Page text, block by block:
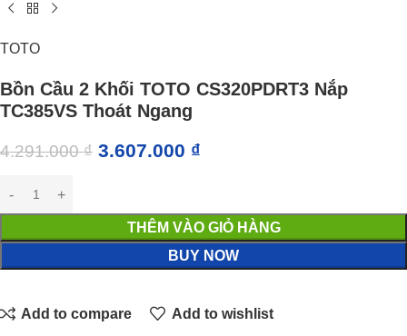
TOTO
Bồn Cầu 2 Khối TOTO CS320PDRT3 Nắp
TC385VS Thoát Ngang
4.291.000₫ 3.607.000 ₫
THÊM VÀO GIỎ HÀNG
BUY NOW
Add to compare Add to wishlist